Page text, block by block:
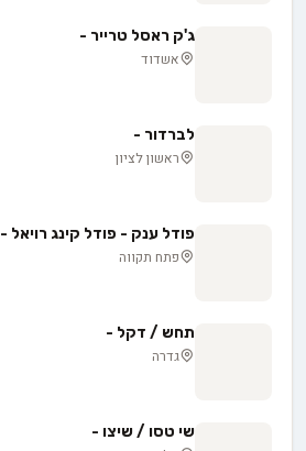
ג'ק ראסל טרייר -
אשדוד
לברדור -
ראשון לציון
פודל ענק - פודל קינג רויאל -
פתח תקווה
תחש / דקל -
גדרה
שי טסו / שיצו -